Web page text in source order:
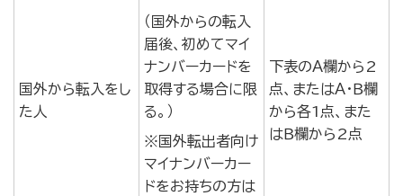
国外から転入をし
た人
（国外からの転入
届後、初めてマイ
ナンバーカードを
取得する場合に限
る。）
※国外転出者向け
マイナンバーカー
ドをお持ちの方は
下表のＡ欄から2
点、またはＡ・Ｂ欄
から各1点、また
はＢ欄から2点